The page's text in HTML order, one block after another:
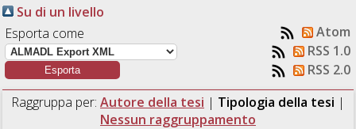
Su di un livello
Esporta come
Atom
RSS 1.0
RSS 2.0
Raggruppa per: Autore della tesi | Tipologia della tesi |
Nessun raggruppamento